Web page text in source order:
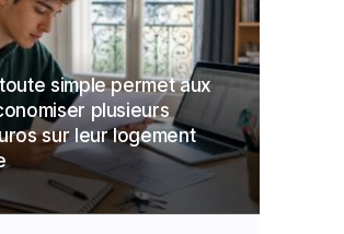
simple permet aux
plusieurs
sur leur logement